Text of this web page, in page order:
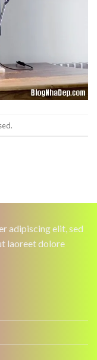
adipiscing elit, sed
laoreet dolore